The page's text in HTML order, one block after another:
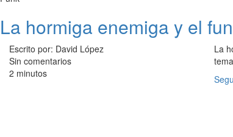
La hormiga enemiga y el
Escrito por: David López
Sin comentarios
2 minutos
La